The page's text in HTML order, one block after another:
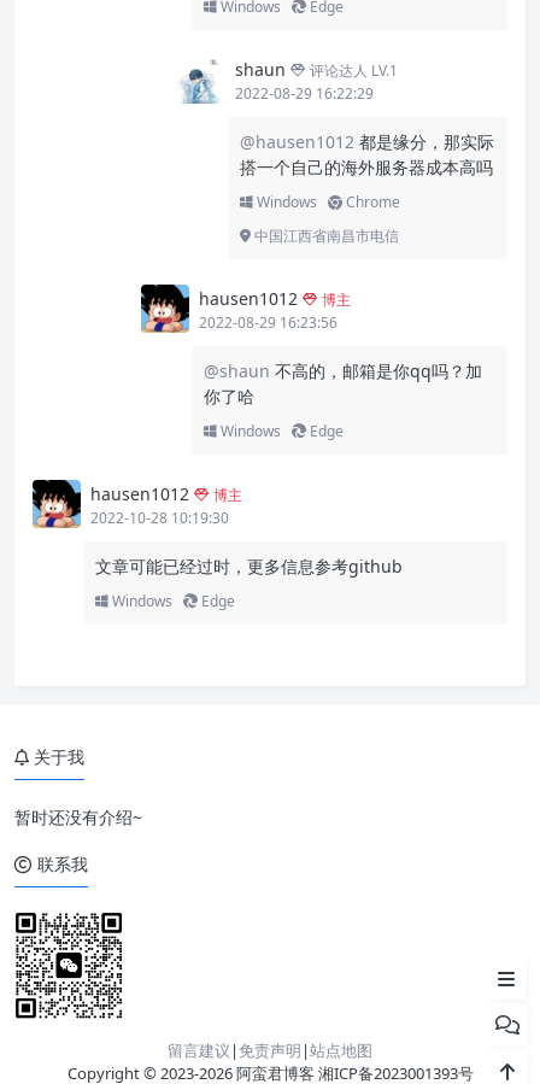
Windows Edge
shaun
评论达人 LV.1
2022-08-29 16:22:29
@hausen1012 都是缘分，那实际
搭一个自己的海外服务器成本高吗
Windows
Chrome
中国江西省南昌市电信
hausen1012
博主
2022-08-29 16:23:56
@shaun 不高的，邮箱是你qq吗？加
你了哈
Windows Edge
hausen1012
博主
2022-10-28 10:19:30
文章可能已经过时，更多信息参考github
Windows Edge
关于我
暂时还没有介绍~
联系我
留言建议 |免责声明 |站点地图
Copyright © 2023-2026 阿蛮君博客 湘ICP备2023001393号